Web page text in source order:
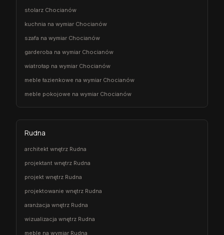
stolarz Chocianów
kuchnia na wymiar Chocianów
szafa na wymiar Chocianów
garderoba na wymiar Chocianów
wiatrołap na wymiar Chocianów
meble łazienkowe na wymiar Chocianów
meble pokojowe na wymiar Chocianów
Rudna
architekt wnętrz Rudna
projektant wnętrz Rudna
projekt wnętrz Rudna
projektowanie wnętrz Rudna
aranżacja wnętrz Rudna
wizualizacja wnętrz Rudna
meble na wymiar Rudna